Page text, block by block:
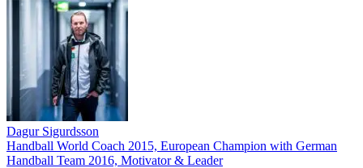
Dagur Sigurdsson
Handball World Coach 2015, European Champion with German
Handball Team 2016, Motivator & Leader